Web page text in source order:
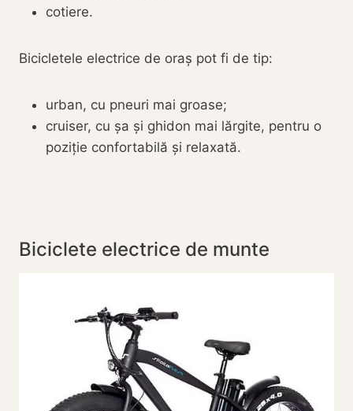
cotiere.
Bicicletele electrice de oraș pot fi de tip:
urban, cu pneuri mai groase;
cruiser, cu șa și ghidon mai lărgite, pentru o
poziție confortabilă și relaxată.
Biciclete electrice de munte